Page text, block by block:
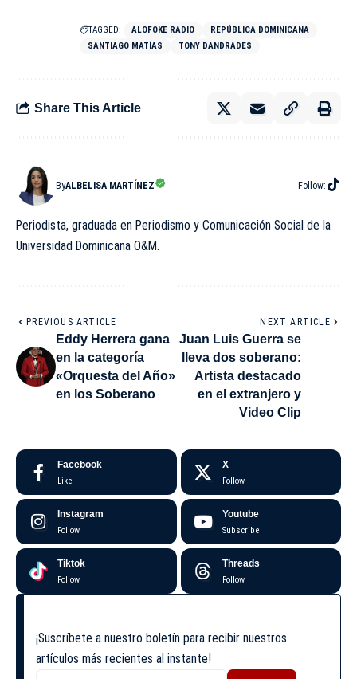
TAGGED: ALOFOKE RADIO
REPÚBLICA DOMINICANA
SANTIAGO MATÍAS
TONY DANDRADES
Share This Article
ByALBELISA MARTÍNEZ Follow:
Periodista, graduada en Periodismo y Comunicación Social de la
Universidad Dominicana O&M.
PREVIOUS ARTICLE
Eddy Herrera gana
en la categoría
«Orquesta del Año»
en los Soberano
NEXT ARTICLE
Juan Luis Guerra se
lleva dos soberano:
Artista destacado
en el extranjero y
Video Clip
Facebook
Like
X
Follow
Instagram
Follow
Youtube
Subscribe
Tiktok
Follow
Threads
Follow
¡Suscríbete a nuestro boletín para recibir nuestros
artículos más recientes al instante!